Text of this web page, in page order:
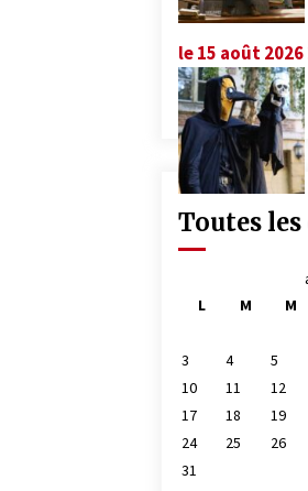
le 15 août 2026
Toutes les
L
M M
3
4 5
10
11 12
17
18 19
24
25 26
31